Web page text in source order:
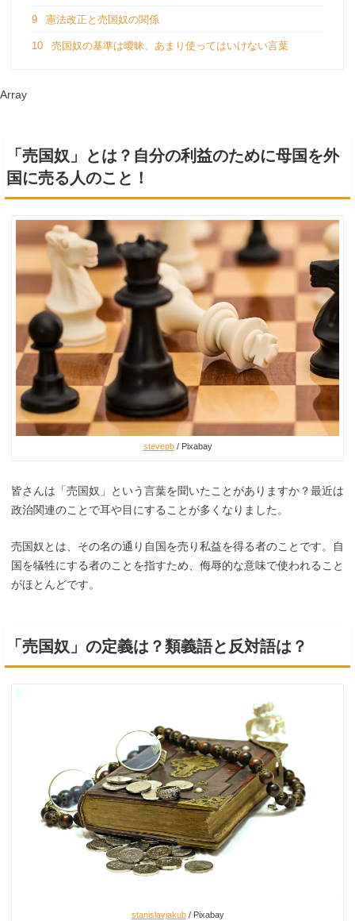
9 憲法改正と売国奴の関係
10 売国奴の基準は曖昧、あまり使ってはいけない言葉
Array
「売国奴」とは？自分の利益のために母国を外
国に売る人のこと！
stevepb/ Pixabay
皆さんは「売国奴」という言葉を聞いたことがありますか？最近は
政治関連のことで耳や目にすることが多くなりました。
売国奴とは、その名の通り自国を売り私益を得る者のことです。自
国を犠牲にする者のことを指すため、侮辱的な意味で使われること
がほとんどです。
「売国奴」の定義は？類義語と反対語は？
stanislavjakub/ Pixabay